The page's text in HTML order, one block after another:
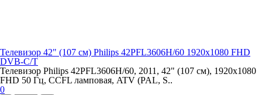
Телевизор 42" (107 см) Philips 42PFL3606H/60 1920x1080 FHD
DVB-C/T
Телевизор Philips 42PFL3606H/60, 2011, 42" (107 см), 1920x1080
FHD 50 Гц, CCFL ламповая, ATV (PAL, S..
0